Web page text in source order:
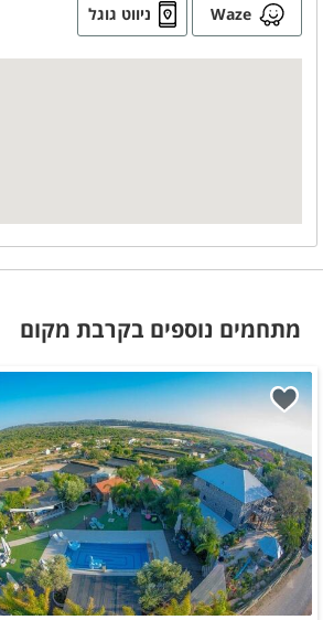
בסביבת המקום
בית כנסת
במיוחד לילדים
Waze ניווט גוגל
מתחמים נוספים בקרבת מקום